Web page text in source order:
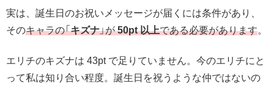
実は、誕生日のお祝いメッセージが届くには条件があり、
そのキャラの「キズナ」が50pt 以上である必要があります。
エリチのキズナは 43pt で足りていません。今のエリチにと
って私は知り合い程度。誕生日を祝うような仲ではないの